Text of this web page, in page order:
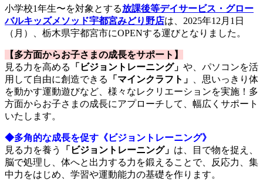
小学校1年生〜を対象とする放課後等デイサービス・グロー
バルキッズメソッド宇都宮みどり野店は、2025年12月1日
（月）、栃木県宇都宮市にOPENする運びとなりました。
【多方面からお子さまの成長をサポート】
見る力を高める
「ビジョントレーニング」 や、パソコンを活
用して自由に創造できる
「マインクラフト」
、思いっきり体
を動かす運動遊びなど、様々なレクリエーションを実施！多
方面からお子さまの成長にアプローチして、幅広くサポート
いたします。
◆多角的な成長を促す《ビジョントレーニング》
見る力を養う
「ビジョントレーニング」 は、目で物を捉え、
脳で処理し、体へと出力する力を鍛えることで、反応力、集
中力をはじめ、学習や運動能力の基礎を作ります。